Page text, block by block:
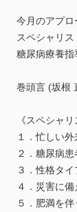
今月のアプロ
スペシャリ
糖尿病療養指
巻頭言 (坂根
《スペシャ
１．忙しい
２．糖尿病
３．性格タ
４．災害に
５．肥満を